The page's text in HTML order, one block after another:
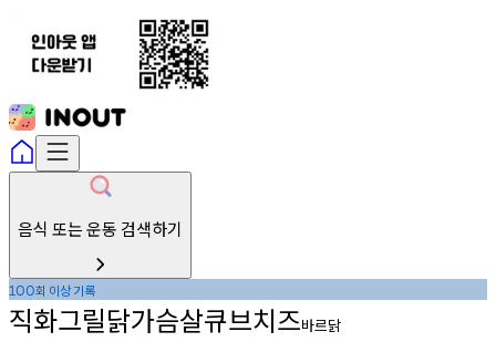
음식 또는 운동 검색하기
100회 이상기록
직화그릴닭가슴살큐브치즈바르닭